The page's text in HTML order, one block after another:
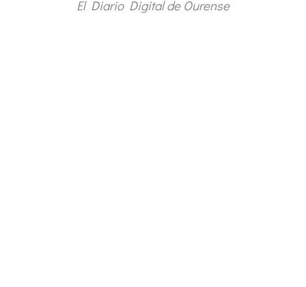
El Diario Digital de Ourense